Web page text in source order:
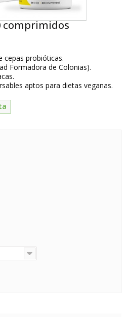
comprimidos
cepas probióticas.
Formadora de Colonias).
aptos para dietas veganas.